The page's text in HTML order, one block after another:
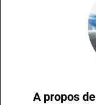
A propos de